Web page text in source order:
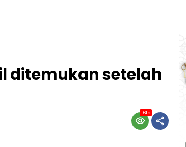
ditemukan setelah
1615